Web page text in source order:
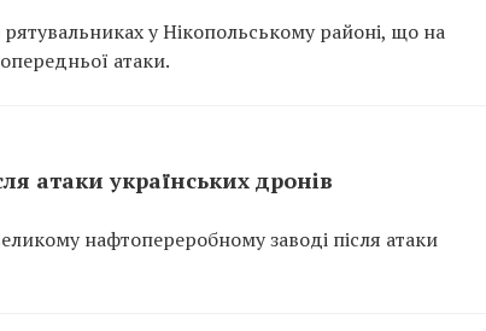
у Нікопольському районі, що на
атаки.
атаки українських дронів
нафтопереробному заводі після атаки